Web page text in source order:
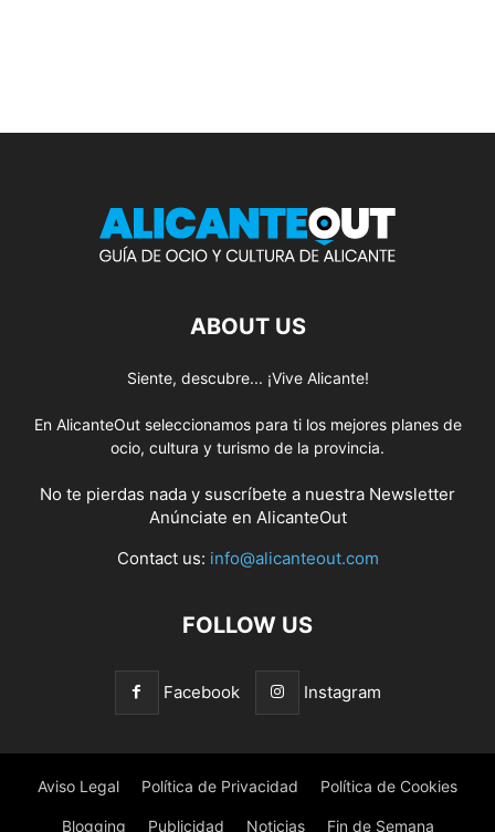
ABOUT US
Siente, descubre... ¡Vive Alicante!
En AlicanteOut seleccionamos para ti los mejores planes de
ocio, cultura y turismo de la provincia.
No te pierdas nada y suscríbete a nuestra Newsletter
Anúnciate en AlicanteOut
Contact us: info@alicanteout.com
FOLLOW US
Facebook Instagram
Aviso Legal Política de Privacidad Política de Cookies
Blogging Publicidad Noticias Fin de Semana